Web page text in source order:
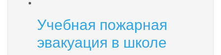
безопасная
территория!»
Учебная пожарная
эвакуация в школе